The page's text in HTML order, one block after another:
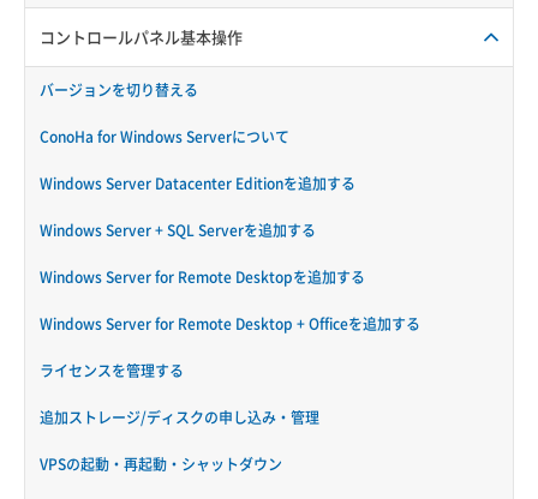
コントロールパネル基本操作
バージョンを切り替える
ConoHa for Windows Serverについて
Windows Server Datacenter Editionを追加する
Windows Server + SQL Serverを追加する
Windows Server for Remote Desktopを追加する
Windows Server for Remote Desktop + Officeを追加する
ライセンスを管理する
追加ストレージ/ディスクの申し込み・管理
VPSの起動・再起動・シャットダウン